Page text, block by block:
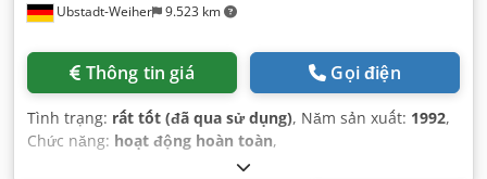
Ubstadt-Weiher 9.523 km
Thông tin giá Gọi điện
Tình trạng: rất tốt (đã qua sử dụng), Năm sản xuất: 1992,
Chức năng: hoạt động hoàn toàn,